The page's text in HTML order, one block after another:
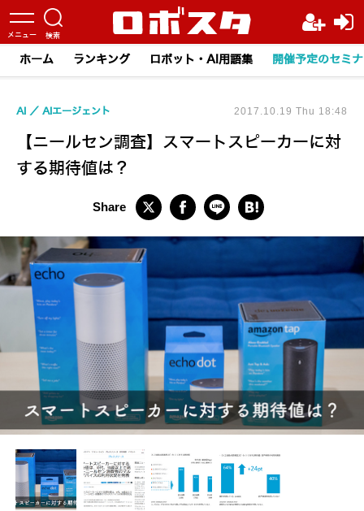
ホーム ランキング ロボット・AI用語集 開催予定のセミ
【ニールセン調査】スマートスピーカーに対
する期待値は？
AI AIエージェント 2017.10.19 Thu 18:48